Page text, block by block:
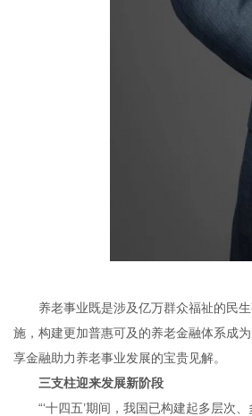
养老事业既是涉及亿万群众福祉的民生
施，构建更加普惠可及的养老金融体系成
享金融助力养老事业发展的宝贵见解。
三支柱迎来发展新阶段
“‘十四五’期间，我国已构建起多层次、